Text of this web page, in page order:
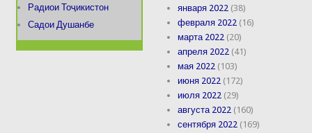
Радиои Тоҷикистон
Садои Душанбе
января 2022 (38)
февраля 2022 (16)
марта 2022 (20)
апреля 2022 (41)
мая 2022 (103)
июня 2022 (172)
июля 2022 (29)
августа 2022 (160)
сентября 2022 (169)